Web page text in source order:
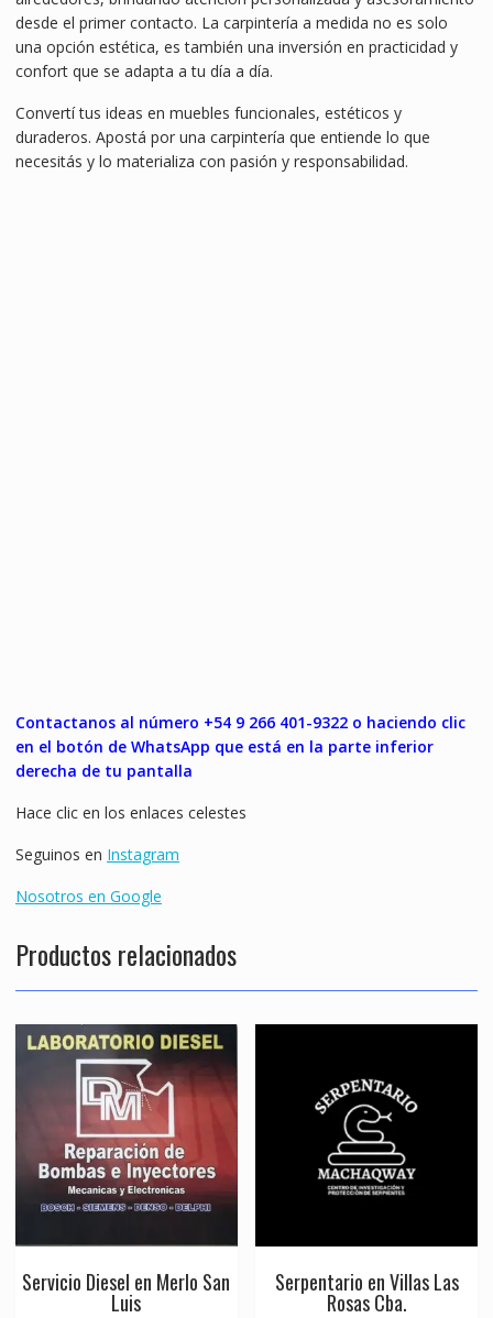
desde el primer contacto. La carpintería a medida no es solo
una opción estética, es también una inversión en practicidad y
confort que se adapta a tu día a día.
Convertí tus ideas en muebles funcionales, estéticos y
duraderos. Apostá por una carpintería que entiende lo que
necesitás y lo materializa con pasión y responsabilidad.
Contactanos al número +54 9 266 401-9322 o haciendo clic
en el botón de WhatsApp que está en la parte inferior
derecha de tu pantalla
Hace clic en los enlaces celestes
Seguinos en Instagram
Nosotros en Google
Productos relacionados
Servicio Diesel en Merlo San
Luis
Serpentario en Villas Las
Rosas Cba.